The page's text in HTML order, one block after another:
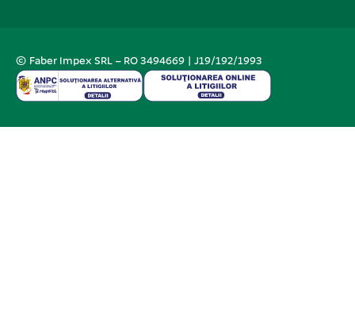
© Faber Impex SRL – RO 3494669 | J19/192/1993